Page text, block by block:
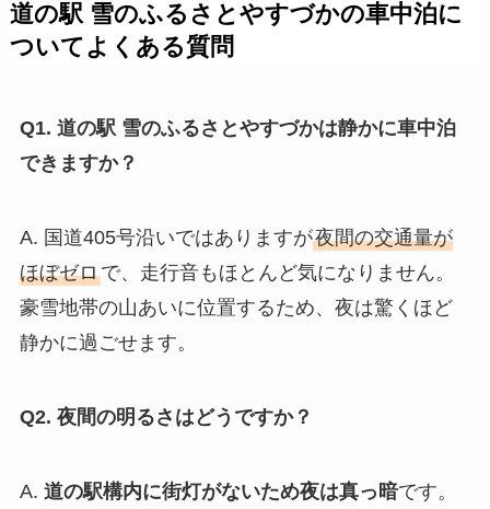
道の駅 雪のふるさとやすづかの車中泊に
ついてよくある質問
Q1. 道の駅 雪のふるさとやすづかは静かに車中泊
できますか？
A. 国道405号沿いではありますが夜間の交通量が
ほぼゼロで、走行音もほとんど気になりません。
豪雪地帯の山あいに位置するため、夜は驚くほど
静かに過ごせます。
Q2. 夜間の明るさはどうですか？
A. 道の駅構内に街灯がないため夜は真っ暗です。